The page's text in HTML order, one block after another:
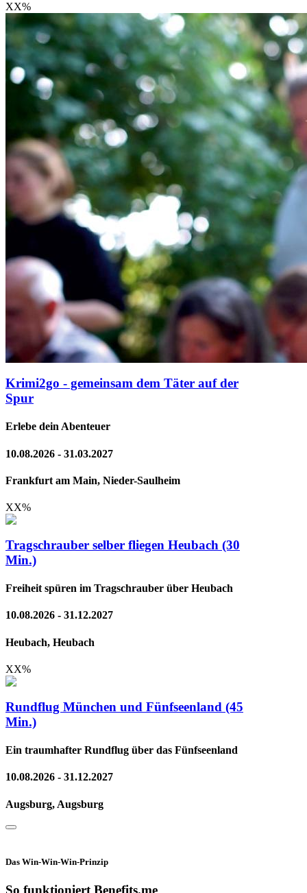
XX%
Krimi2go - gemeinsam dem Täter auf der
Spur
Erlebe dein Abenteuer
10.08.2026 - 31.03.2027
Frankfurt am Main, Nieder-Saulheim
XX%
Tragschrauber selber fliegen Heubach (30
Min.)
Freiheit spüren im Tragschrauber über Heubach
10.08.2026 - 31.12.2027
Heubach, Heubach
XX%
Rundflug München und Fünfseenland (45
Min.)
Ein traumhafter Rundflug über das Fünfseenland
10.08.2026 - 31.12.2027
Augsburg, Augsburg
Das Win-Win-Win-Prinzip
So funktioniert Benefits.me